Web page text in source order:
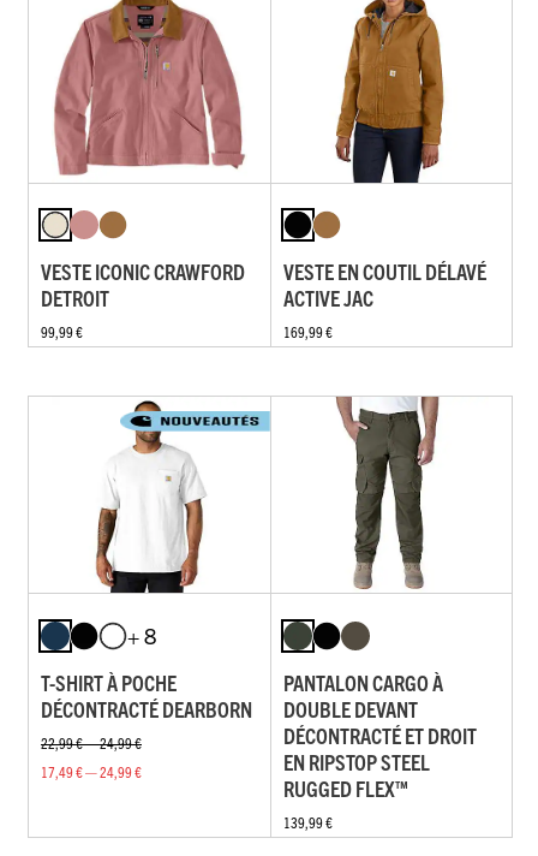
VESTE ICONIC CRAWFORD
DETROIT
99,99 €
VESTE EN COUTIL DÉLAVÉ
ACTIVE JAC
169,99 €
+ 8
T-SHIRT À POCHE
DÉCONTRACTÉ DEARBORN
22,99 € — 24,99 €
17,49 € — 24,99 €
PANTALON CARGO À
DOUBLE DEVANT
DÉCONTRACTÉ ET DROIT
EN RIPSTOP STEEL
RUGGED FLEX™
139,99 €